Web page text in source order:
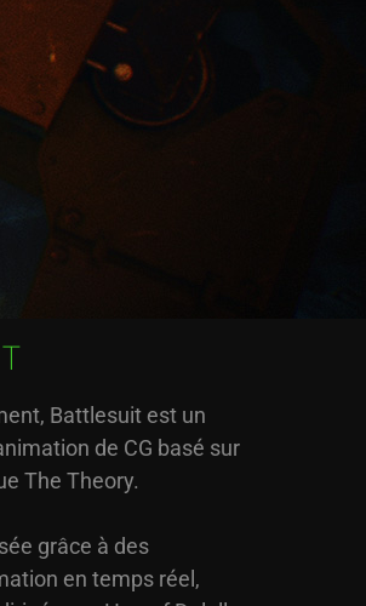
Battlesuit est un
de CG basé sur
The Theory.
grâce à des
en temps réel,